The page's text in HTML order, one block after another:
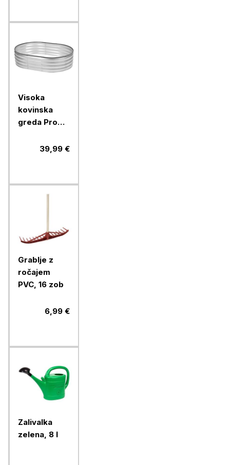
Visoka
kovinska
greda Pro
pocinkana,
39,99 €
Grablje z
ročajem
PVC, 16 zob
6,99 €
Zalivalka
zelena, 8 l